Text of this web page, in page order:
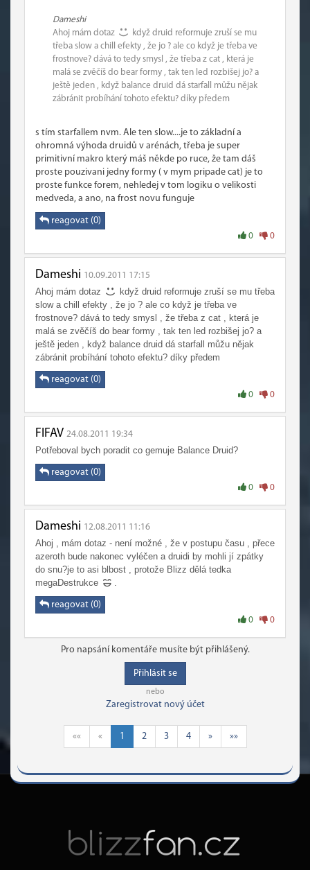
Dameshi
Ahoj mám dotaz
když druid reformuje zruší se mu
třeba slow a chill efekty , že jo ? ale co když je třeba ve
frostnove? dává to tedy smysl , že třeba z cat , která je
malá se zvěčíš do bear formy , tak ten led rozbišej jo? a
ještě jeden , když balance druid dá starfall můžu nějak
zábránit probíhání tohoto efektu? díky předem
s tím starfallem nvm. Ale ten slow....je to základní a
ohromná výhoda druidů v arénách, třeba je super
primitivní makro který máš někde po ruce, že tam dáš
proste pouzivani jedny formy ( v mym pripade cat) je to
proste funkce forem, nehledej v tom logiku o velikosti
medveda, a ano, na frost novu funguje
reagovat (0)
0 0
Dameshi 10.09.2011 17:15
Ahoj mám dotaz
když druid reformuje zruší se mu třeba
slow a chill efekty , že jo ? ale co když je třeba ve
frostnove? dává to tedy smysl , že třeba z cat , která je
malá se zvěčíš do bear formy , tak ten led rozbišej jo? a
ještě jeden , když balance druid dá starfall můžu nějak
zábránit probíhání tohoto efektu? díky předem
reagovat (0)
0 0
FIFAV 24.08.2011 19:34
Potřeboval bych poradit co gemuje Balance Druid?
reagovat (0)
0 0
Dameshi 12.08.2011 11:16
Ahoj , mám dotaz - není možné , že v postupu času , přece
azeroth bude nakonec vyléčen a druidi by mohli jí zpátky
do snu?je to asi blbost , protože Blizz dělá tedka
megaDestrukce
.
reagovat (0)
0 0
Pro napsání komentáře musíte být přihlášený.
Přihlásit se
nebo
Zaregistrovat nový účet
«« « 1 2 3 4 » »»